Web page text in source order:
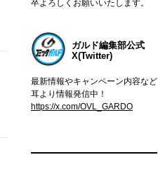
卒よろしくお願いいたします。
ガルド編集部公式
X(Twitter)
最新情報やキャンペーン内容など
耳より情報発信中！
https://x.com/OVL_GARDO